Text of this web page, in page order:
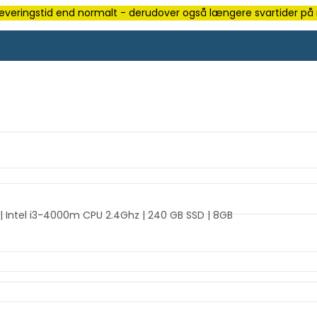
end normalt - derudover også længere svartider på
Intel i3-4000m CPU 2.4Ghz | 240 GB SSD | 8GB